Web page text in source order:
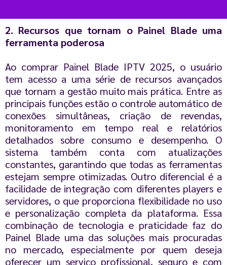
2. Recursos que tornam o Painel Blade uma
ferramenta poderosa
Ao comprar Painel Blade IPTV 2025, o usuário
tem acesso a uma série de recursos avançados
que tornam a gestão muito mais prática. Entre as
principais funções estão o controle automático de
conexões simultâneas, criação de revendas,
monitoramento em tempo real e relatórios
detalhados sobre consumo e desempenho. O
sistema também conta com atualizações
constantes, garantindo que todas as ferramentas
estejam sempre otimizadas. Outro diferencial é a
facilidade de integração com diferentes players e
servidores, o que proporciona flexibilidade no uso
e personalização completa da plataforma. Essa
combinação de tecnologia e praticidade faz do
Painel Blade uma das soluções mais procuradas
no mercado, especialmente por quem deseja
oferecer um serviço profissional, seguro e com